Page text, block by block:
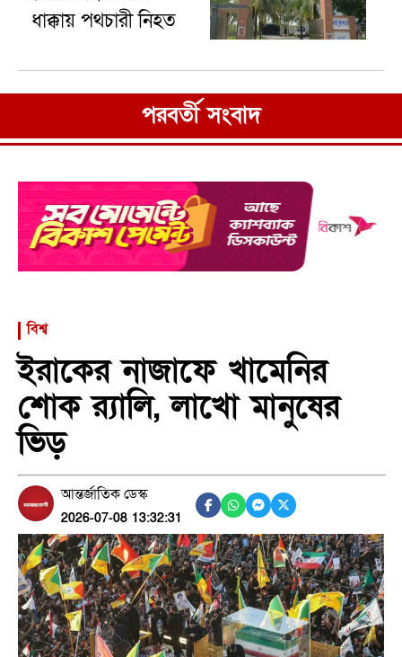
ধাক্কায় পথচারী নিহত
পরবর্তী সংবাদ
বিশ্ব
ইরাকের নাজাফে খামেনির
শোক র‍্যালি, লাখো মানুষের
ভিড়
আন্তর্জাতিক ডেস্ক
2026-07-08 13:32:31